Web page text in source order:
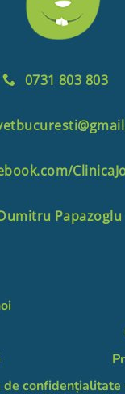
0731 803 803
de confidențialitate